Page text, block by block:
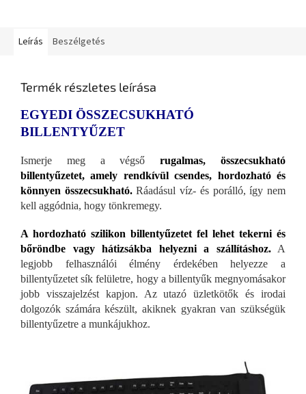
Leírás Beszélgetés
Termék részletes leírása
EGYEDI ÖSSZECSUKHATÓ
BILLENTYŰZET
Ismerje meg a végsőrugalmas, összecsukható
billentyűzetet, amely rendkívül csendes, hordozható és
könnyen összecsukható.Ráadásul víz- és porálló, így nem
kell aggódnia, hogy tönkremegy.
A hordozható szilikon billentyűzetet fel lehet tekerni és
bőröndbe vagy hátizsákba helyezni a szállításhoz.A
legjobb felhasználói élmény érdekében helyezze a
billentyűzetet sík felületre, hogy a billentyűk megnyomásakor
jobb visszajelzést kapjon. Az utazó üzletkötők és irodai
dolgozók számára készült, akiknek gyakran van szükségük
billentyűzetre a munkájukhoz.